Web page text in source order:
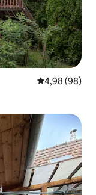
4,98 (98)